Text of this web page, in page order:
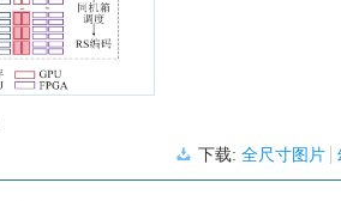
下载: 全尺寸图片